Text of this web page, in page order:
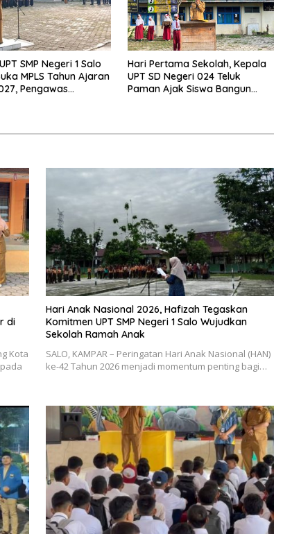
SMP Negeri 1 Salo
MPLS Tahun Ajaran
Pengawas
Hari Pertama Sekolah, Kepala
UPT SD Negeri 024 Teluk
Paman Ajak Siswa Bangun
di
Kota
Hari Anak Nasional 2026, Hafizah Tegaskan
Komitmen UPT SMP Negeri 1 Salo Wujudkan
Sekolah Ramah Anak
SALO, KAMPAR – Peringatan Hari Anak Nasional (HAN)
ke-42 Tahun 2026 menjadi momentum penting bagi…